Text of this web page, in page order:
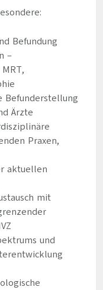
Befundung
–
Befunderstellung
Ärzte
Praxen,
aktuellen
mit
und